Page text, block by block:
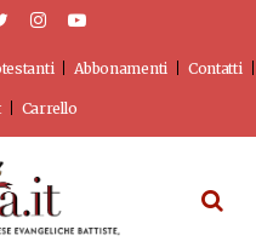
Abbonamenti Contatti
Carrello